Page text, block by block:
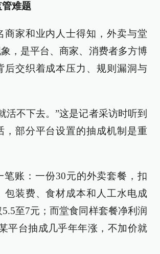
难题
商家和业内人士得知，外卖与堂
，是平台、商家、消费者多方博
后交织着成本压力、规则漏洞与
活不下去。”这是记者采访时听到
，部分平台设置的抽成机制是重
笔账：一份30元的外卖套餐，扣
包装费、食材成本和人工水电成
至7元；而堂食同样套餐净利润
平台抽成几乎年年涨，不加价就